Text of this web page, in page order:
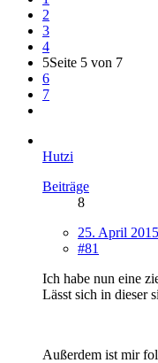
2
3
4
5Seite 5 von 7
6
7
Hutzi
Beiträge
8
25. April 2015
#81
Ich habe nun eine
Lässt sich in dieser
Außerdem ist mir